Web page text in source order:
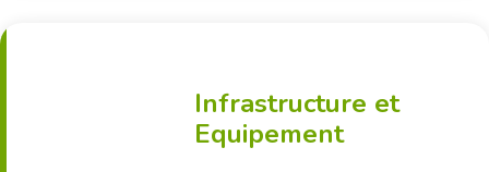
Infrastructure et
Equipement